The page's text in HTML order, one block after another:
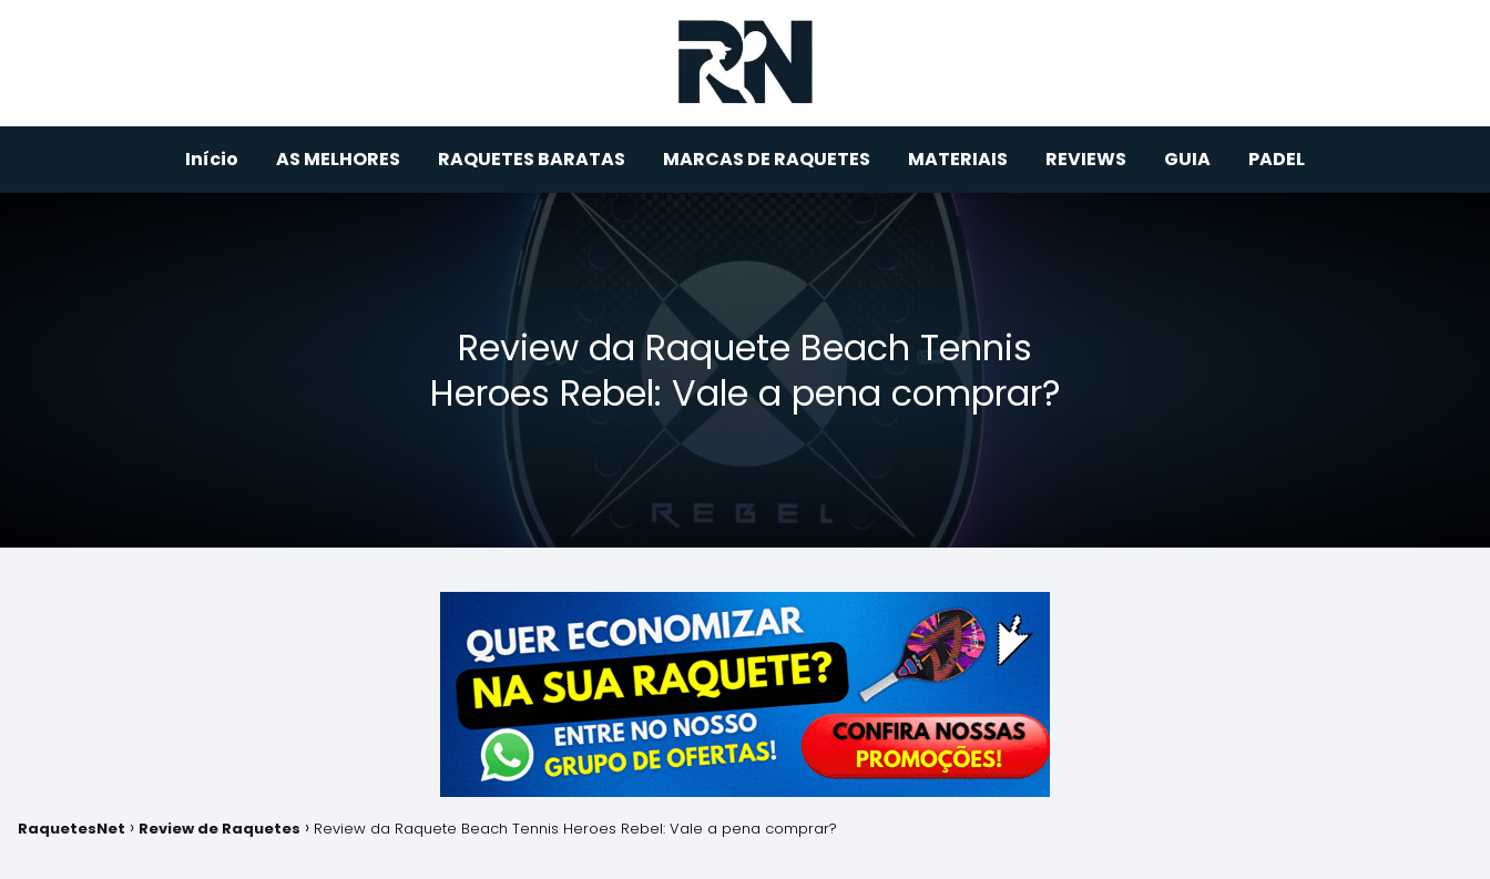
Início AS MELHORES RAQUETES BARATAS MARCAS DE RAQUETES MATERIAIS REVIEWS GUIA PADEL
Review da Raquete Beach Tennis
Heroes Rebel: Vale a pena comprar?
RaquetesNet Review de Raquetes Review da Raquete Beach Tennis Heroes Rebel: Vale a pena comprar?